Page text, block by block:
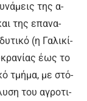
της α­
της ε­πα­να­
(η Γα­λι­κί­
έ­ως το
τμή­μα, με στό­
του α­γρο­τι­